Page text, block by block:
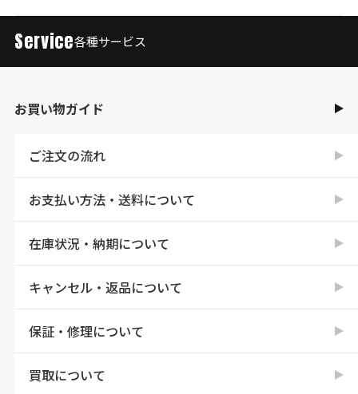
Service各種サービス
お買い物ガイド
ご注文の流れ
お支払い方法・送料について
在庫状況・納期について
キャンセル・返品について
保証・修理について
買取について